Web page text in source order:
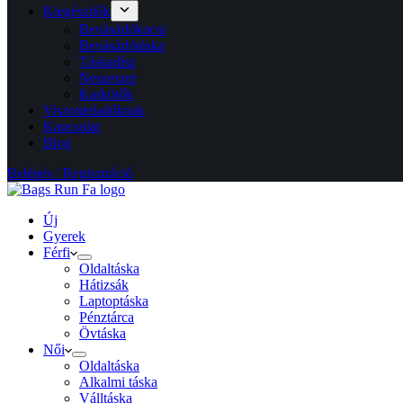
Kiegészítők
Bevásárlókocsi
Bevásárlótáska
Táskadísz
Neszeszer
Karkötők
Viszonteladóknak
Kapcsolat
Blog
Belépés / Regisztráció
Új
Gyerek
Férfi
Oldaltáska
Hátizsák
Laptoptáska
Pénztárca
Övtáska
Női
Oldaltáska
Alkalmi táska
Válltáska